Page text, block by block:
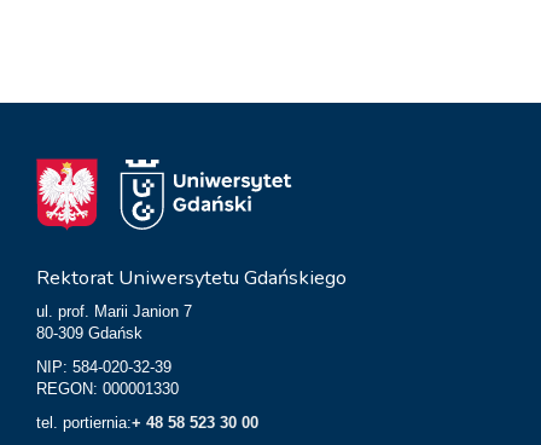
Rektorat Uniwersytetu Gdańskiego
ul. prof. Marii Janion 7
80-309 Gdańsk
NIP: 584-020-32-39
REGON: 000001330
tel. portiernia:+ 48 58 523 30 00